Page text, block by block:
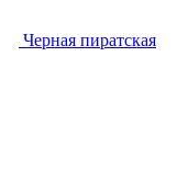
Черная пиратская